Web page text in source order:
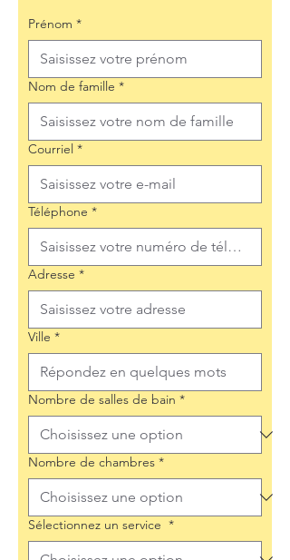
Prénom *
Nom de famille *
Courriel *
Téléphone *
Adresse *
Ville *
Nombre de salles de bain *
Nombre de chambres *
Sélectionnez un service *